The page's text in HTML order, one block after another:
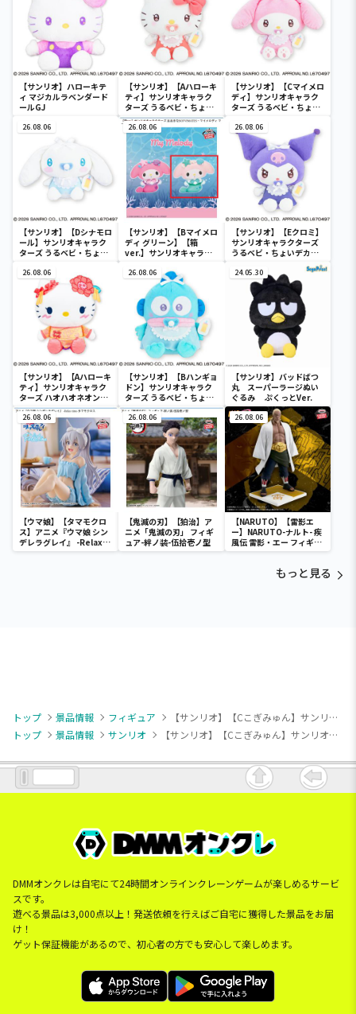
【サンリオ】ハローキテ
ィ マジカルラベンダード
ールGJ
【サンリオ】【Aハローキ
ティ】サンリオキャラク
ターズ うるベビ・ちょい
デカドール
【サンリオ】【Cマイメロ
ディ】サンリオキャラク
ターズ うるベビ・ちょい
26.08.06
【サンリオ】【Dシナモロ
ール】サンリオキャラク
ターズ うるベビ・ちょい
26.08.06
【サンリオ】【Bマイメロ
ディ グリーン】【箱
ver.】サンリオキャラク
SOFVIMATES～マイメロ
ディ マーメイドver. ～
26.08.06
【サンリオ】【Eクロミ】
サンリオキャラクターズ
うるベビ・ちょいデカド
26.08.06
【サンリオ】【Aハローキ
ティ】サンリオキャラク
ターズ ハオハオネオンタ
ウンドールBIGタイプ1
26.08.06
【サンリオ】【Bハンギョ
ドン】サンリオキャラク
ターズ うるベビ・ちょい
デカドール
24.05.30
【サンリオ】バッドばつ
丸 スーパーラージぬい
ぐるみ ぷくっとVer.
26.08.06
【ウマ娘】【タマモクロ
ス】アニメ『ウマ娘 シン
デレラグレイ』 -Relax
time-タマモクロス
26.08.06
【鬼滅の刃】【狛治】ア
ニメ「鬼滅の刃」 フィギ
ュア-絆ノ装-伍拾壱ノ型
26.08.06
【NARUTO】【雷影エ
ー】NARUTO-ナルト- 疾
風伝 雷影・エー フィギュ
ア～五影集結…!!～
もっと見る
トップ 景品情報 フィギュア
【サンリオ】【Cこぎみゅん】サンリオキャラクターズ コンセプトフィギュア ようこそマイルームマンション②
トップ
景品情報 サンリオ 【サンリオ】【Cこぎみゅん】サンリオキャラクターズ コンセプトフィギュア ようこそマイルームマンション②
DMMオンクレは自宅にて24時間オンラインクレーンゲームが楽しめるサービ
スです。
遊べる景品は3,000点以上！発送依頼を行えばご自宅に獲得した景品をお届
け！
ゲット保証機能があるので、初心者の方でも安心して楽しめます。